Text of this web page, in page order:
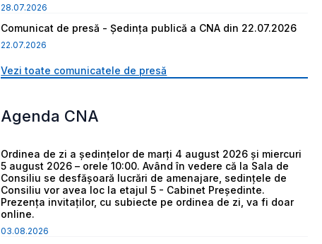
28.07.2026
Comunicat de presă - Ședința publică a CNA din 22.07.2026
22.07.2026
Vezi toate comunicatele de presă
Agenda CNA
Ordinea de zi a ședințelor de marți 4 august 2026 și miercuri
5 august 2026 – orele 10:00. Având în vedere că la Sala de
Consiliu se desfășoară lucrări de amenajare, sedințele de
Consiliu vor avea loc la etajul 5 - Cabinet Președinte.
Prezența invitaților, cu subiecte pe ordinea de zi, va fi doar
online.
03.08.2026